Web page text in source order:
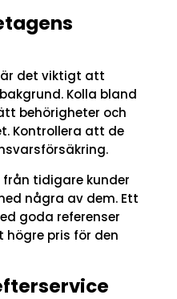
är det viktigt att
Kolla bland
behörigheter och
Kontrollera att de
från tidigare kunder
några av dem. Ett
goda referenser
pris för den